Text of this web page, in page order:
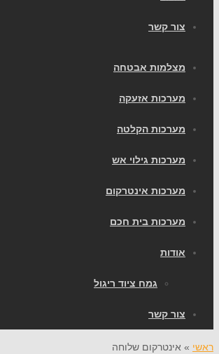
קשר
אבטחה
אזעקה
הקלטה
גילוי אש
אינטרקום
בית חכם
גמח ציוד ריגול
קשר
אינטרקום שלוחה